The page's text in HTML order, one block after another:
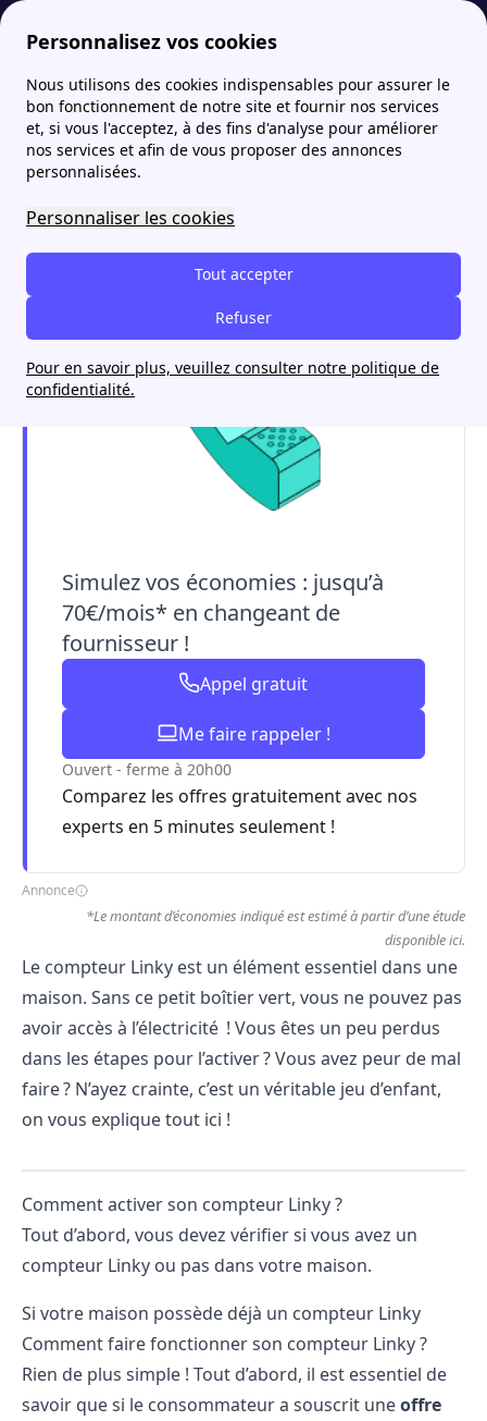
Personnalisez vos cookies
Nous utilisons des cookies indispensables pour assurer le
bon fonctionnement de notre site et fournir nos services
et, si vous l'acceptez, à des fins d'analyse pour améliorer
nos services et afin de vous proposer des annonces
personnalisées.
Personnaliser les cookies
Tout accepter
Refuser
Pour en savoir plus, veuillez consulter notre politique de
confidentialité.
Fournisseur-Energie More Tout savoir sur le compteur Linky : fonctionnement, avantages et polémiques Comment activer son compteur Linky ?
Comment activer son
compteur Linky ?
Simulez vos économies : jusqu’à
70€/mois* en changeant de
fournisseur !
Appel gratuit
Me faire rappeler !
Ouvert - ferme à 20h00
Comparez les offres gratuitement avec nos
experts en 5 minutes seulement !
Annonce
*Le montant d’économies indiqué est estimé à partir d’une étude
disponibleici.
Le compteur Linky est un élément essentiel dans une
maison. Sans ce petit boîtier vert, vous ne pouvez pas
avoir accès à l’électricité ! Vous êtes un peu perdus
dans les étapes pour l’activer ? Vous avez peur de mal
faire ? N’ayez crainte, c’est un véritable jeu d’enfant,
on vous explique tout ici !
Comment activer son compteur Linky ?
Tout d’abord, vous devez vérifier si vous avez un
compteur Linky ou pas dans votre maison.
Si votre maison possède déjà un compteur Linky
Comment faire fonctionner son compteur Linky?
Rien de plus simple ! Tout d’abord, il est essentiel de
savoir que si le consommateur a souscrit uneoffre